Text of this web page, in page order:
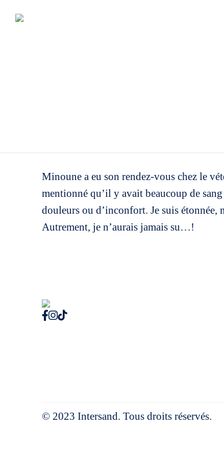
Minoune a eu son rendez-vous chez le
mentionné qu’il y avait beaucoup de
douleurs ou d’inconfort. Je suis
Autrement, je n’aurais jamais su…!
© 2023 Intersand. Tous droits réservés.